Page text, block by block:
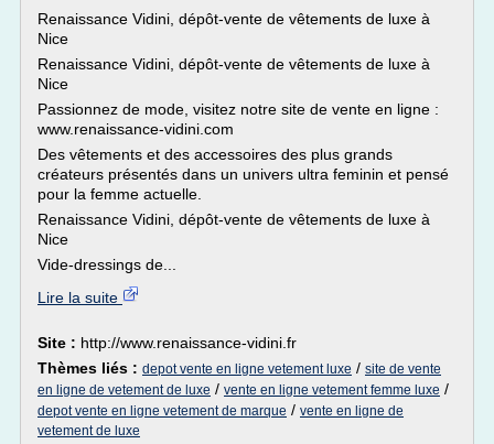
Renaissance Vidini, dépôt-vente de vêtements de luxe à
Nice
Renaissance Vidini, dépôt-vente de vêtements de luxe à
Nice
Passionnez de mode, visitez notre site de vente en ligne :
www.renaissance-vidini.com
Des vêtements et des accessoires des plus grands
créateurs présentés dans un univers ultra feminin et pensé
pour la femme actuelle.
Renaissance Vidini, dépôt-vente de vêtements de luxe à
Nice
Vide-dressings de...
Lire la suite
Site : http://www.renaissance-vidini.fr
Thèmes liés : depot vente en ligne vetement luxe / site de vente
en ligne de vetement de luxe / vente en ligne vetement femme luxe /
depot vente en ligne vetement de marque / vente en ligne de
vetement de luxe